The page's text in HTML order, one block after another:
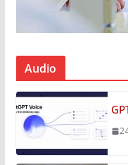
Audio